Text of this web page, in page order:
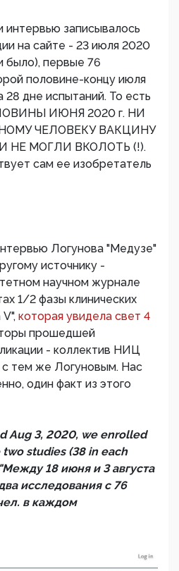
записывалось
на сайте - 23 июля 2020
было), первые 76
половине-концу июля
28 дне испытаний. То есть
ИЮНЯ 2020 г. НИ
ЧЕЛОВЕКУ ВАКЦИНУ
НЕ МОГЛИ ВКОЛОТЬ (!).
сам ее изобретатель
Логунова "Медузе"
источнику -
научном журнале
1/2 фазы клинических
которая увидела свет 4
прошедшей
- коллектив НИЦ
с тем же Логуновым. Нас
один факт из этого
Aug 3, 2020, we enrolled
studies (38 in each
18 июня и 3 августа
исследования с 76
в каждом